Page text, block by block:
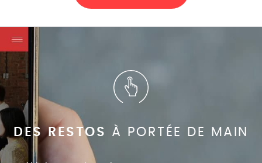
DES RESTOS À PORTÉE DE MAIN